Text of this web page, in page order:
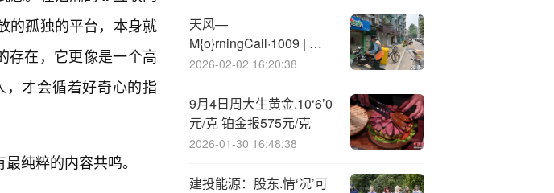
的孤独的平台，本身就
存在，它更像是一个高
才会循着好奇心的指
纯粹的内容共鸣。
天风—
M{o}rningCall·1009 | 策
略-平稳的十一、政策与
固收-10月债市/医药-小核
酸药物
2026-02-02 16:20:38
9月4日周大生黄金.10‘6’0
元/克 铂金报575元/克
2026-01-30 16:48:38
建投能源：股东.情‘况’可